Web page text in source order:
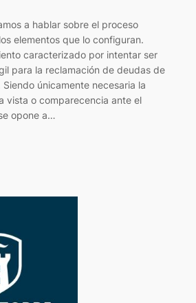
a hablar sobre el proceso
elementos que lo configuran.
caracterizado por intentar ser
para la reclamación de deudas de
únicamente necesaria la
vista o comparecencia ante el
opone a…